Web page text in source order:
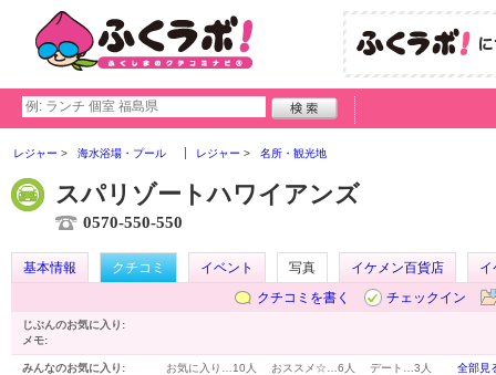
レジャー 海水浴場・プール レジャー 名所・観光地
スパリゾートハワイアンズ
0570-550-550
基本情報 クチコミ イベント 写真 イケメン百貨店
イ
クチコミを書く
チェックイン
じぶんのお気に入り:
メモ:
みんなのお気に入り: お気に入り… 10人 おススメ☆… 6人 デート… 3人 全部見